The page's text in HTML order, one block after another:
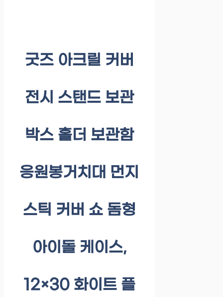
굿즈 아크릴 커버
전시 스탠드 보관
박스 홀더 보관함
응원봉거치대 먼지
스틱 커버 쇼 돔형
아이돌 케이스,
12×30 화이트 플